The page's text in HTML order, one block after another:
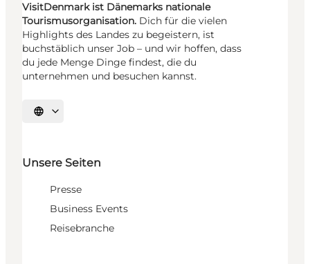
VisitDenmark ist Dänemarks nationale
Tourismusorganisation. Dich für die vielen
Highlights des Landes zu begeistern, ist
buchstäblich unser Job – und wir hoffen, dass
du jede Menge Dinge findest, die du
unternehmen und besuchen kannst.
Sprache auswählen
Unsere Seiten
Presse
Business Events
Reisebranche